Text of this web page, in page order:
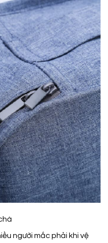
người mắc phải khi vệ